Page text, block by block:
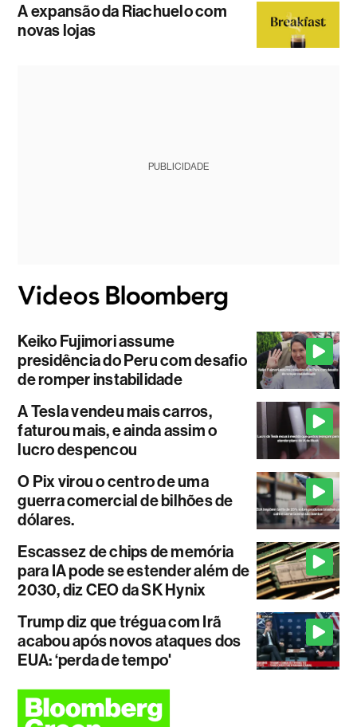
A expansão da Riachuelo com
novas lojas
PUBLICIDADE
Keiko Fujimori assume
presidência do Peru com desafio
de romper instabilidade
A Tesla vendeu mais carros,
faturou mais, e ainda assim o
lucro despencou
O Pix virou o centro de uma
guerra comercial de bilhões de
dólares.
Escassez de chips de memória
para IA pode se estender além de
2030, diz CEO da SK Hynix
Trump diz que trégua com Irã
acabou após novos ataques dos
EUA: ‘perda de tempo'